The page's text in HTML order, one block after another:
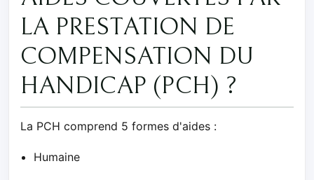
LA PRESTATION DE
COMPENSATION DU
HANDICAP (PCH) ?
La PCH comprend 5 formes d'aides :
Humaine